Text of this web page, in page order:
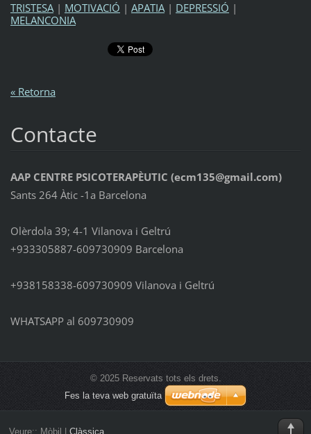
TRISTESA | MOTIVACIÓ | APATIA | DEPRESSIÓ |
MELANCONIA
« Retorna
Contacte
AAP CENTRE PSICOTERAPÈUTIC (ecm135@gmail.com)
Sants 264 Àtic -1a Barcelona
Olèrdola 39; 4-1 Vilanova i Geltrú
+933305887-609730909 Barcelona
+938158338-609730909 Vilanova i Geltrú
WHATSAPP al 609730909
© 2025 Reservats tots els drets.
Fes la teva web gratuïta
Veure:: Mòbil Clàssica